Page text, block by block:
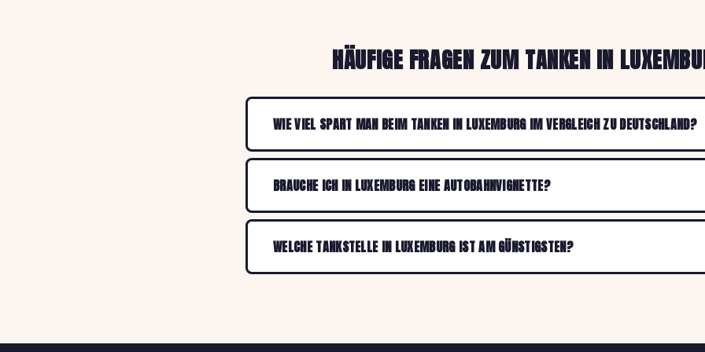
HÄUFIGE FRAGEN ZUM TANKEN IN
WIE VIEL SPART MAN BEIM TANKEN IN LUXEMBURG IM VERGLEICH ZU DEUTSCHLAND?
BRAUCHE ICH IN LUXEMBURG EINE AUTOBAHNVIGNETTE?
WELCHE TANKSTELLE IN LUXEMBURG IST AM GÜNSTIGSTEN?